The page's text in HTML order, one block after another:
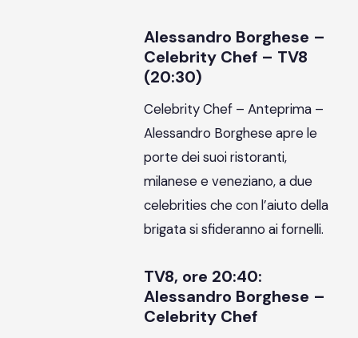
Alessandro Borghese –
Celebrity Chef – TV8
(20:30)
Celebrity Chef – Anteprima –
Alessandro Borghese apre le
porte dei suoi ristoranti,
milanese e veneziano, a due
celebrities che con l’aiuto della
brigata si sfideranno ai fornelli.
TV8, ore 20:40:
Alessandro Borghese –
Celebrity Chef